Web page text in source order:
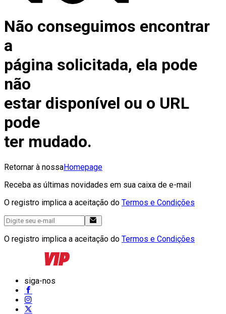
Não conseguimos encontrar
a
página solicitada, ela pode
não
estar disponível ou o URL
pode
ter mudado.
Retornar à nossaHomepage
Receba as últimas novidades em sua caixa de e-mail
O registro implica a aceitação do Termos e Condições
O registro implica a aceitação do Termos e Condições
siga-nos